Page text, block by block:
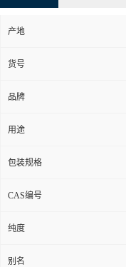
产地
货号
品牌
用途
包装规格
CAS编号
纯度
别名